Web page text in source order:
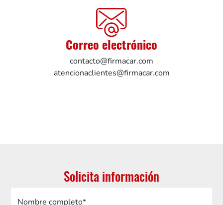
Correo electrónico
contacto@firmacar.com
atencionaclientes@firmacar.com
Solicita información
Nombre completo*